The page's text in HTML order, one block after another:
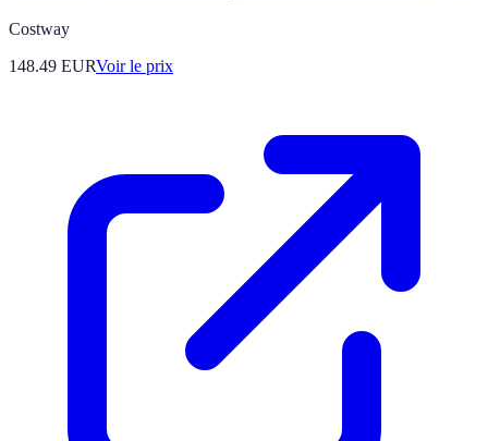
Costway
148.49 EURVoir le prix